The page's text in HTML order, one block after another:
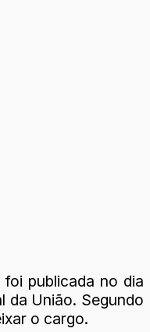
publicada no dia
da União. Segundo
o cargo.